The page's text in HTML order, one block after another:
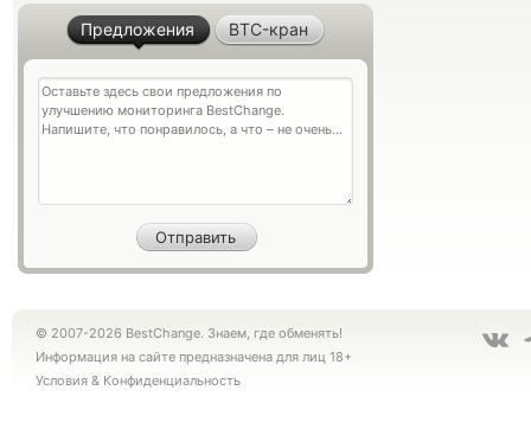
Предложения BTC-кран
© 2007-2026 BestChange. Знаем, где обменять!
Информация на сайте предназначена для лиц 18+
Условия & Конфиденциальность